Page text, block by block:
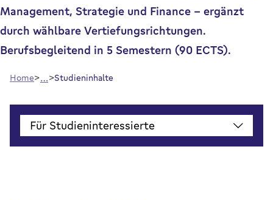
Management, Strategie und Finance – ergänzt
durch wählbare Vertiefungsrichtungen.
Berufsbegleitend in 5 Semestern (90 ECTS).
Home … Studieninhalte
Für Studieninteressierte